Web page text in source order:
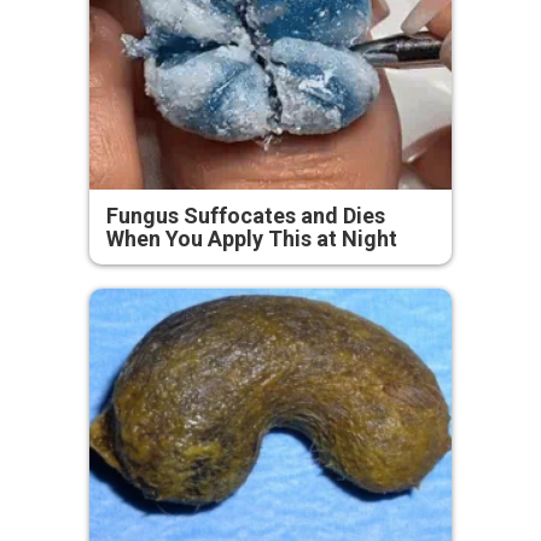
Fungus Suffocates and Dies
When You Apply This at Night